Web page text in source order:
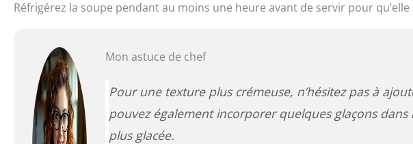
Réfrigérez la soupe pendant au moins une heure avant de servir pour
Mon astuce de chef
Pour une texture plus crémeuse, n’hésitez pas à
pouvez également incorporer quelques glaçons
plus glacée.